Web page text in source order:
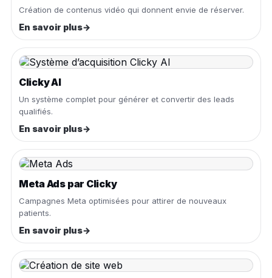
Création de contenus vidéo qui donnent envie de réserver.
En savoir plus→
Clicky AI
Un système complet pour générer et convertir des leads
qualifiés.
En savoir plus→
Meta Ads par Clicky
Campagnes Meta optimisées pour attirer de nouveaux
patients.
En savoir plus→